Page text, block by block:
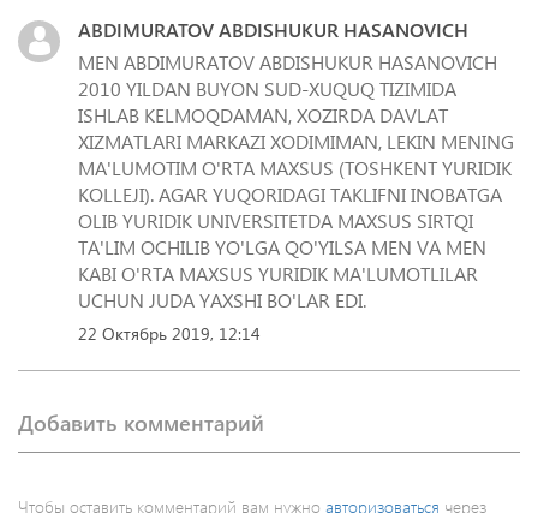
ABDIMURATOV ABDISHUKUR HASANOVICH
MEN ABDIMURATOV ABDISHUKUR HASANOVICH
2010 YILDAN BUYON SUD-XUQUQ TIZIMIDA
ISHLAB KELMOQDAMAN, XOZIRDA DAVLAT
XIZMATLARI MARKAZI XODIMIMAN, LEKIN MENING
MA'LUMOTIM O'RTA MAXSUS (TOSHKENT YURIDIK
KOLLEJI). AGAR YUQORIDAGI TAKLIFNI INOBATGA
OLIB YURIDIK UNIVERSITETDA MAXSUS SIRTQI
TA'LIM OCHILIB YO'LGA QO'YILSA MEN VA MEN
KABI O'RTA MAXSUS YURIDIK MA'LUMOTLILAR
UCHUN JUDA YAXSHI BO'LAR EDI.
22 Октябрь 2019, 12:14
Добавить комментарий
Чтобы оставить комментарий вам нужно авторизоваться через